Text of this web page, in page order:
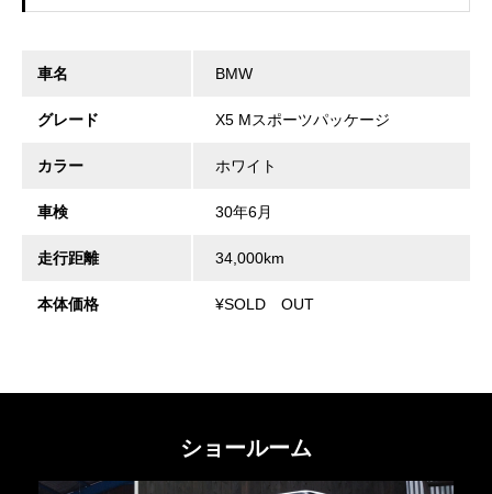
車名 BMW
グレード X5 Mスポーツパッケージ
カラー ホワイト
車検 30年6月
走行距離 34,000km
本体価格 ¥SOLD OUT
ショールーム